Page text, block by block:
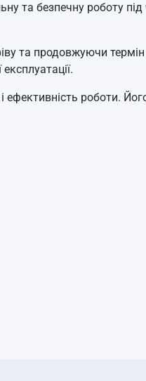
та безпечну роботу під
та продовжуючи
ефективність роботи.